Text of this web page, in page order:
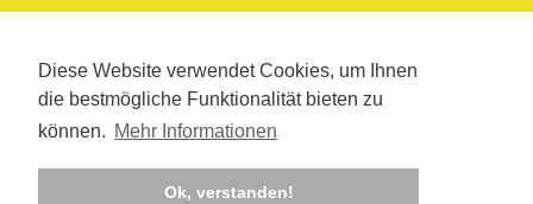
Diese Website verwendet Cookies, um Ihnen
die bestmögliche Funktionalität bieten zu
können. Mehr Informationen
Ok, verstanden!